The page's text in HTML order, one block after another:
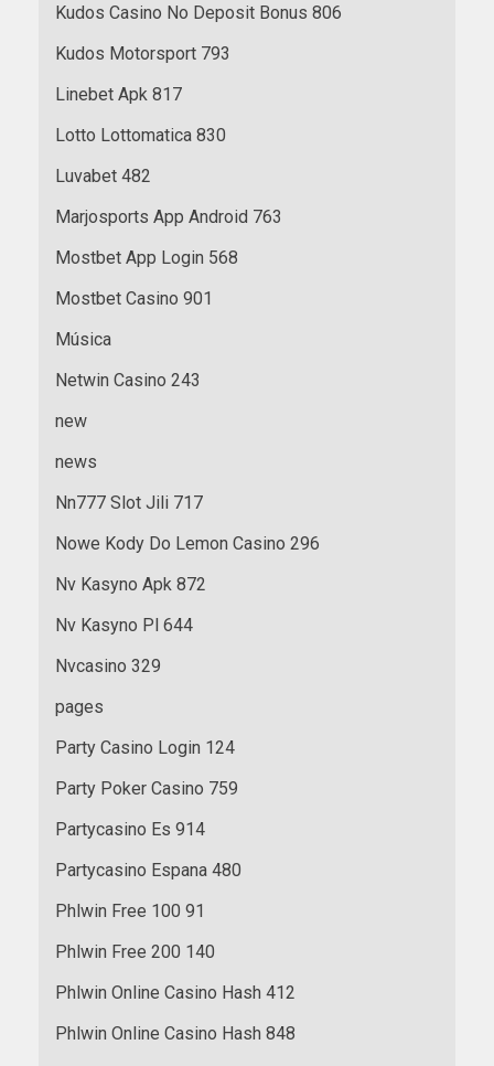
Kudos Casino No Deposit Bonus 806
Kudos Motorsport 793
Linebet Apk 817
Lotto Lottomatica 830
Luvabet 482
Marjosports App Android 763
Mostbet App Login 568
Mostbet Casino 901
Música
Netwin Casino 243
new
news
Nn777 Slot Jili 717
Nowe Kody Do Lemon Casino 296
Nv Kasyno Apk 872
Nv Kasyno Pl 644
Nvcasino 329
pages
Party Casino Login 124
Party Poker Casino 759
Partycasino Es 914
Partycasino Espana 480
Phlwin Free 100 91
Phlwin Free 200 140
Phlwin Online Casino Hash 412
Phlwin Online Casino Hash 848